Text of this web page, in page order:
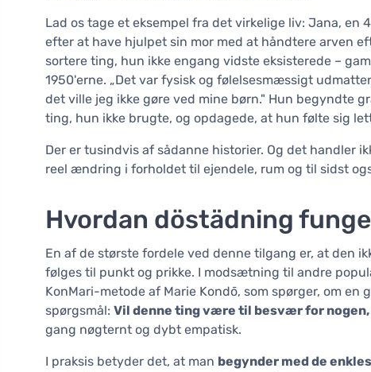
Lad os tage et eksempel fra det virkelige liv: Jana,
efter at have hjulpet sin mor med at håndtere arven
sortere ting, hun ikke engang vidste eksisterede –
1950'erne. „Det var fysisk og følelsesmæssigt
det ville jeg ikke gøre ved mine børn." Hun begyndte
ting, hun ikke brugte, og opdagede, at hun følte sig
Der er tusindvis af sådanne historier. Og det handler
reel ændring i forholdet til ejendele, rum og til sidst
Hvordan döstädning
En af de største fordele ved denne tilgang er, at den
følges til punkt og prikke. I modsætning til andre
KonMari-metode af Marie Kondō, som spørger, om
spørgsmål: Vil denne ting være til besvær for nogen,
gang nøgternt og dybt empatisk.
I praksis betyder det, at man begynder med de